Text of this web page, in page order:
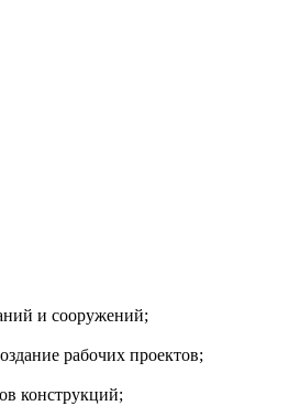
и сооружений;
рабочих проектов;
конструкций;